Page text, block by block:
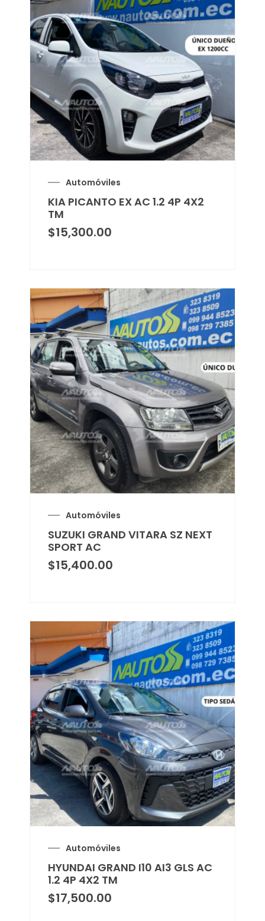
Automóviles
KIA PICANTO EX AC 1.2 4P 4X2
TM
$15,300.00
Automóviles
SUZUKI GRAND VITARA SZ NEXT
SPORT AC
$15,400.00
Automóviles
HYUNDAI GRAND I10 AI3 GLS AC
1.2 4P 4X2 TM
$17,500.00